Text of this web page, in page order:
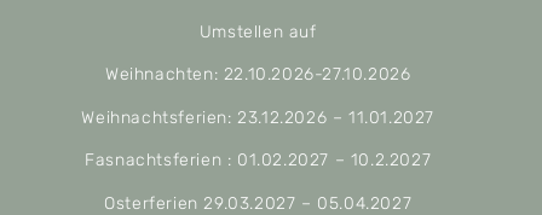
Umstellen auf
Weihnachten: 22.10.2026-27.10.2026
Weihnachtsferien: 23.12.2026 – 11.01.2027
Fasnachtsferien : 01.02.2027 – 10.2.2027
Osterferien 29.03.2027 – 05.04.2027